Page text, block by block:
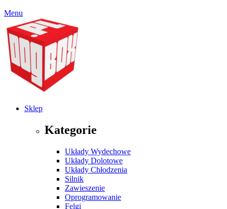
Menu
Sklep
Kategorie
Układy Wydechowe
Układy Dolotowe
Układy Chłodzenia
Silnik
Zawieszenie
Oprogramowanie
Felgi